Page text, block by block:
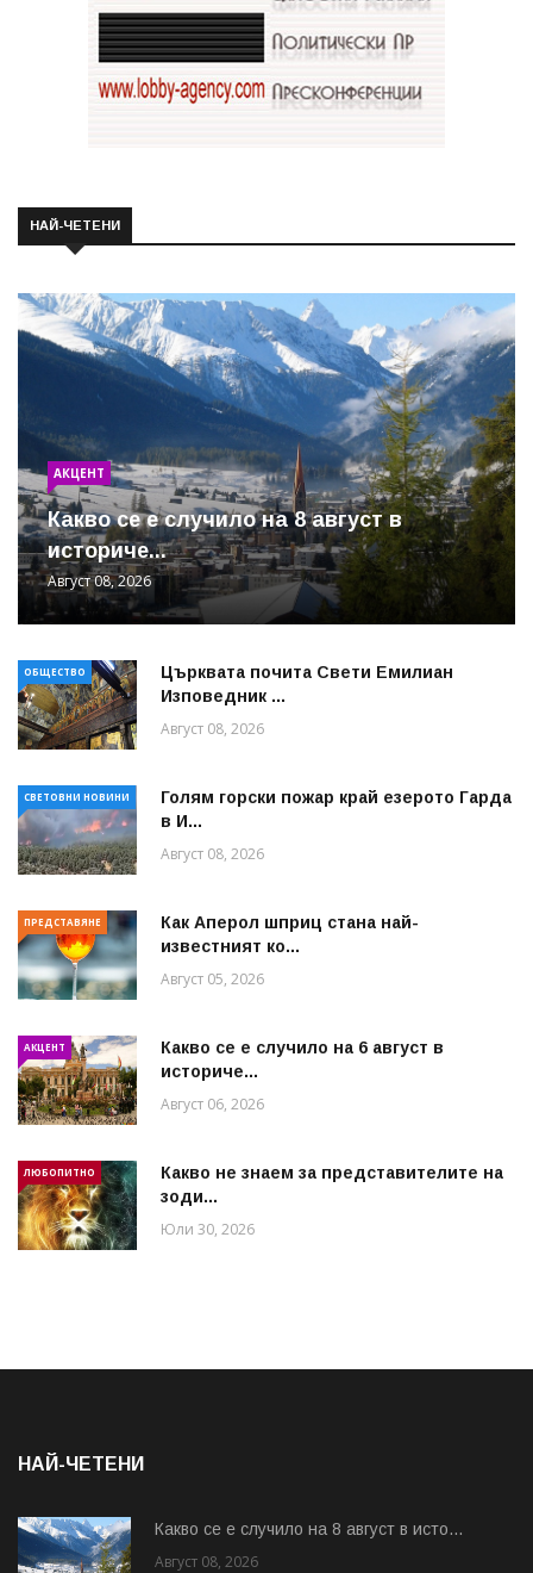
НАЙ-ЧЕТЕНИ
АКЦЕНТ
Какво се е случило на 8 август в
историче...
Август 08, 2026
ОБЩЕСТВО
Църквата почита Свeти Емилиан
Изповедник ...
Август 08, 2026
СВЕТОВНИ НОВИНИ
Голям горски пожар край езерото Гарда
в И...
Август 08, 2026
ПРЕДСТАВЯНЕ
Как Аперол шприц стана най-
известният ко...
Август 05, 2026
АКЦЕНТ
Какво се е случило на 6 август в
историче...
Август 06, 2026
ЛЮБОПИТНО
Какво не знаем за представителите на
зоди...
Юли 30, 2026
НАЙ-ЧЕТЕНИ
Какво се е случило на 8 август в исто...
Август 08, 2026